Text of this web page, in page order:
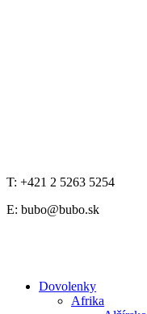
T: +421 2 5263 5254
E: bubo@bubo.sk
Dovolenky
Afrika